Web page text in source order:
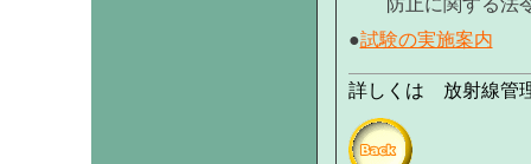
防止に関する法令
●試験の実施案内
詳しくは 放射線管